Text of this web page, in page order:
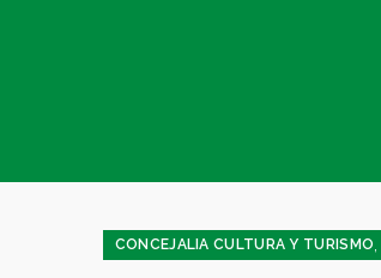
CONCEJALIA CULTURA Y TURISMO